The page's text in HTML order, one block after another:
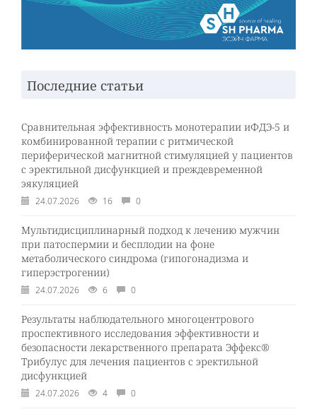
Последние статьи
Сравнительная эффективность монотерапии иФДЭ-5 и
комбинированной терапии с ритмической
периферической магнитной стимуляцией у пациентов
с эректильной дисфункцией и преждевременной
эякуляцией
24.07.2026 16 0
Мультидисциплинарный подход к лечению мужчин
при патоспермии и бесплодии на фоне
метаболического синдрома (гипогонадизма и
гиперэстрогении)
24.07.2026 6 0
Результаты наблюдательного многоцентрового
проспективного исследования эффективности и
безопасности лекарственного препарата Эффекс®
Трибулус для лечения пациентов с эректильной
дисфункцией
24.07.2026 4 0